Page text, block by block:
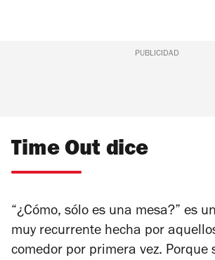
PUBLICIDAD
Time Out dice
“¿Cómo, sólo es una mesa?” es
muy recurrente hecha por
comedor por primera vez. Porque